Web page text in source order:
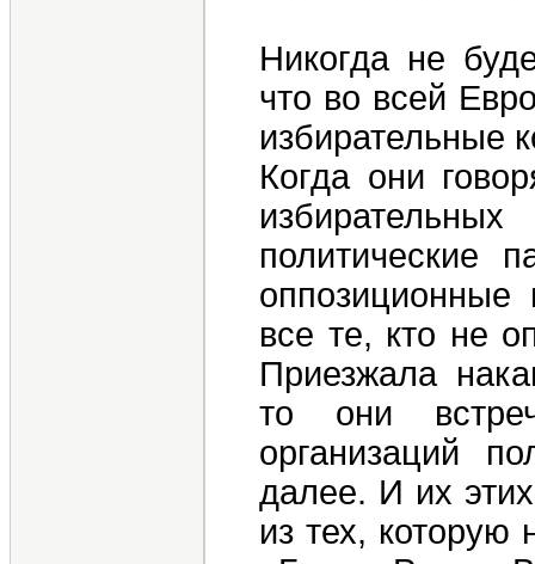
Никогда не
что во всей
избирательные
Когда они
политические
оппозиционные
все те, кто не
Приезжала
то они
организаций
далее. И их
из тех, которую